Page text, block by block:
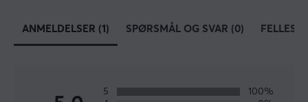
Bredde
63 mm
ANMELDELSER (1) SPØRSMÅL OG SVAR (0)
5
100%